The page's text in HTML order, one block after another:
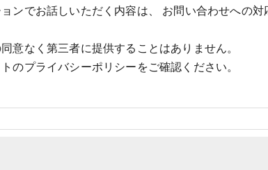
ンでお話しいただく内容は、 お問い合わせへの
意なく第三者に提供することはありません。
のプライバシーポリシーをご確認ください。